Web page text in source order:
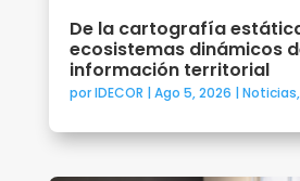
De la cartografía
ecosistemas dinámicos
información territorial
porIDECOR | Ago 5, 2026 | Noticias,